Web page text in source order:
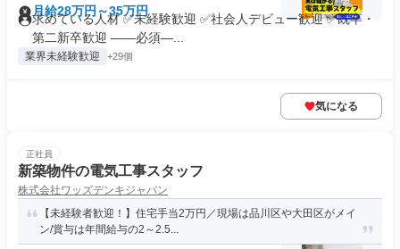
月給28万円～35万円
求めている人材 ✅未経験歓迎 ✅社会人デビュー歓迎 ✅既卒・
第二新卒歓迎 ――必須―...
業界未経験歓迎 +29個
気になる
正社員
新築物件の電気工事スタッフ
株式会社ワッズデンキジャパン
【未経験者歓迎！】住宅手当2万円／現場は品川区や大田区がメイ
ン/賞与は年間給与の2～2.5...